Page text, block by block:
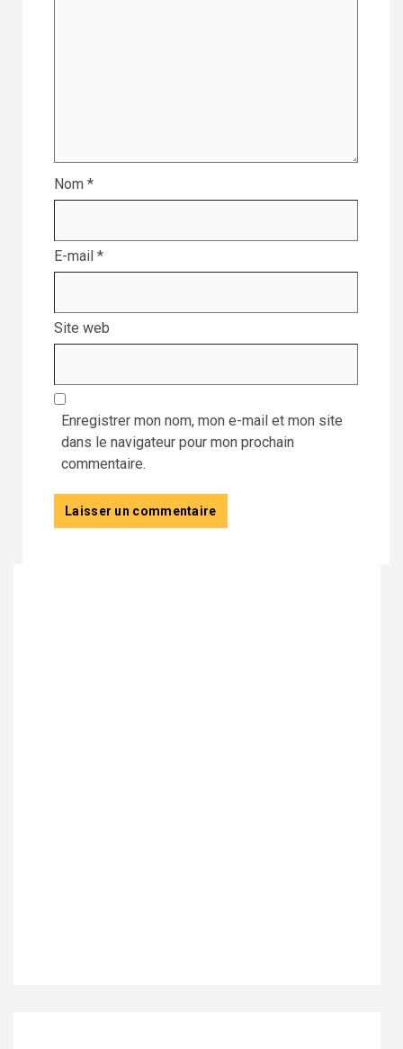
Nom *
E-mail *
Site web
Enregistrer mon nom, mon e-mail et mon site
dans le navigateur pour mon prochain
commentaire.